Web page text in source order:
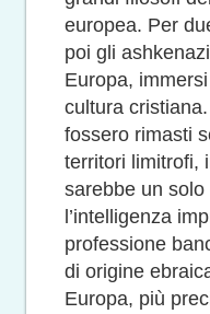
europea. Per
poi gli
Europa,
cultura
fossero rimasti
territori limitrofi,
sarebbe un
l’intelligenza
professione
di origine
Europa, più